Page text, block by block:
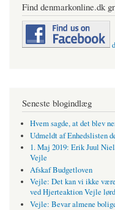
Find denmarkonline.dk
Seneste blogindlæg
Hvem sagde, at det blev
Udmeldt af Enhedslisten
1. Maj 2019: Erik Juul
Vejle
Afskaf Budgetloven
Vejle: Det kan vi ikke
ved Hjerteaktion Vejle
Vejle: Bevar almene